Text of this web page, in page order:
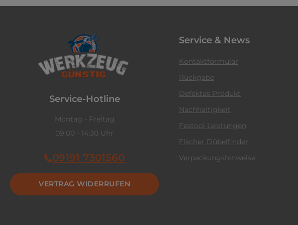
Service-Hotline
Montag - Freitag
09:00 - 14:30 Uhr
09191 7301560
VERTRAG WIDERRUFEN
Service & News
Kontaktformular
Rückgabe
Defektes Produkt
Nachhaltigkeit
Festool Leistungen
Fischer Dübelfinder
Verpackungshinweise